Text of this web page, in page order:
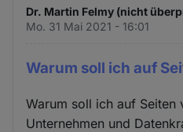
Dr. Martin Felmy (nicht
Mo. 31 Mai 2021 - 16:01
Warum soll ich auf
Warum soll ich auf Seiten
Unternehmen und